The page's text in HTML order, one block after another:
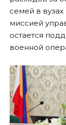
семей в
миссией
остается
военной